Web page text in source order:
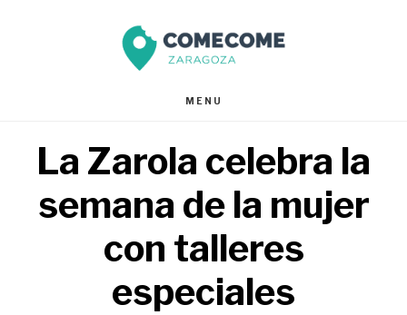
página
MENU
La Zarola celebra la
semana de la mujer
con talleres
especiales